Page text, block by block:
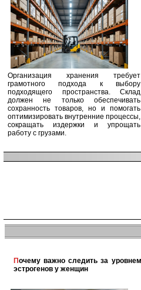
Организация хранения требует
грамотного подхода к выбору
подходящего пространства. Склад
должен не только обеспечивать
сохранность товаров, но и помогать
оптимизировать внутренние процессы,
сокращать издержки и упрощать
работу с грузами.
Почему важно следить за уровнем
эстрогенов у женщин